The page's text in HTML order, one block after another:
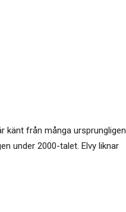
känt från många ursprungligen
under 2000-talet. Elvy liknar